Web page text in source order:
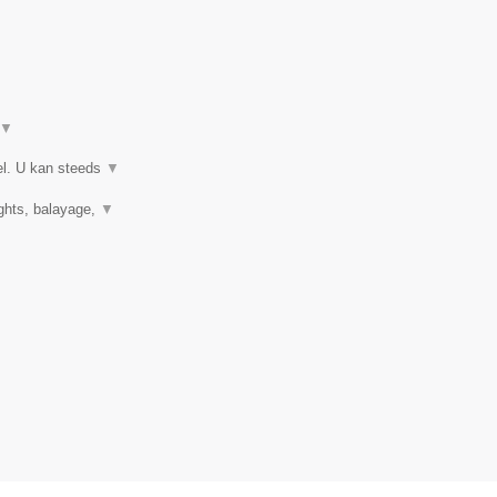
▼
U kan steeds ▼
balayage, ▼